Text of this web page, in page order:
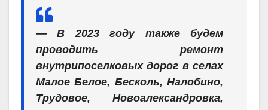
— В 2023 году также будем
проводить ремонт
внутрипоселковых дорог в селах
Малое Белое, Бесколь, Налобино,
Трудовое, Новоалександровка,